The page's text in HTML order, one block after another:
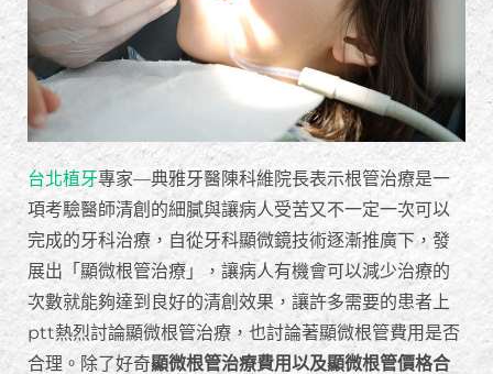
台北植牙專家—典雅牙醫陳科維院長表示根管治療是一
項考驗醫師清創的細膩與讓病人受苦又不一定一次可以
完成的牙科治療，自從牙科顯微鏡技術逐漸推廣下，發
展出「顯微根管治療」，讓病人有機會可以減少治療的
次數就能夠達到良好的清創效果，讓許多需要的患者上
ptt熱烈討論顯微根管治療，也討論著顯微根管費用是否
合理。除了好奇顯微根管治療費用以及顯微根管價格合